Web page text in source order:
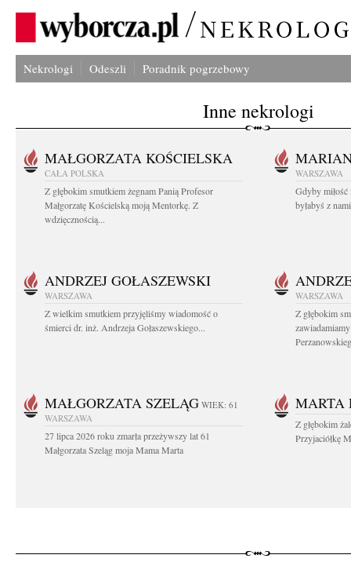
Nekrologi Odeszli Poradnik pogrzebowy
Inne nekrologi
MAŁGORZATA KOŚCIELSKA
CAŁA POLSKA
Z głębokim smutkiem żegnam Panią Profesor
Małgorzatę Kościelską moją Mentorkę. Z
wdzięcznością...
WARSZAWA
Gdyby miłość
byłabyś z
ANDRZEJ GOŁASZEWSKI
WARSZAWA
Z wielkim smutkiem przyjęliśmy wiadomość o
śmierci dr. inż. Andrzeja Gołaszewskiego...
WARSZAWA
Z głębokim
MAŁGORZATA SZELĄG WIEK: 61
WARSZAWA
27 lipca 2026 roku zmarła przeżywszy lat 61
Małgorzata Szeląg moja Mama Marta
MARTA
Z głębokim
Przyjaciółkę